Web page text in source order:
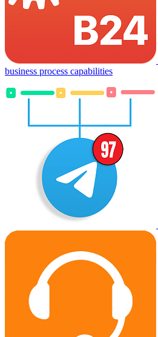
business process capabilities